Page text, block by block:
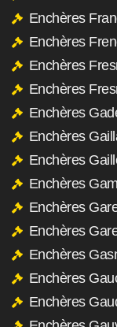
Enchères
Enchères
Enchères
Enchères
Enchères
Enchères
Enchères
Enchères
Enchères
Enchères
Enchères
Enchères
Enchères